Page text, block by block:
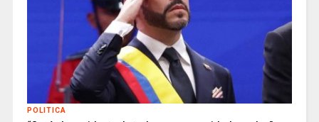
POLITICA